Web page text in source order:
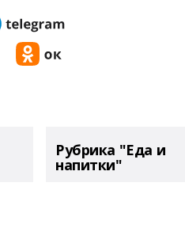
Рубрика "Еда и
напитки"